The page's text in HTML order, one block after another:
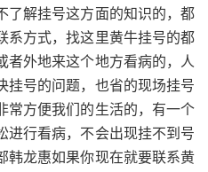
了解挂号这方面的知识的，都
系方式，找这里黄牛挂号的都
者外地来这个地方看病的，人
挂号的问题，也省的现场挂号
常方便我们的生活的，有一个
进行看病，不会出现挂不到号
韩龙惠如果你现在就要联系黄